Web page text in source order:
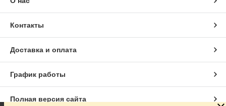
Контакты
Доставка и оплата
График работы
Полная версия сайта